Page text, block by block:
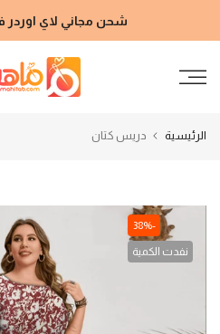
إلى
شحن مجاني لاي اوردر فوق الـ
الرئيسية دريس كتان
-38%
نفدت الكمية